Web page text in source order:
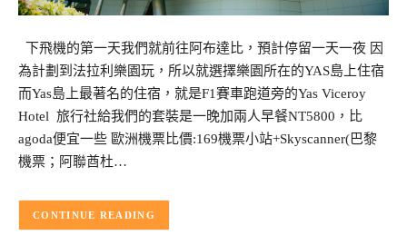
下飛機的第一天我們就前往阿布達比，預計停留一天一夜 因
為計劃到法拉利樂園玩，所以就選擇樂園所在的YAS島上住宿
而Yas島上最著名的住宿，就是F1賽車跑道旁的Yas Viceroy
Hotel 旅行社給我們的套裝是一晚加兩人早餐NT5800，比
agoda便宜一些 歐洲機票比價:169機票小站+Skyscanner(巴黎
機票；阿聯酋杜…
CONTINUE READING